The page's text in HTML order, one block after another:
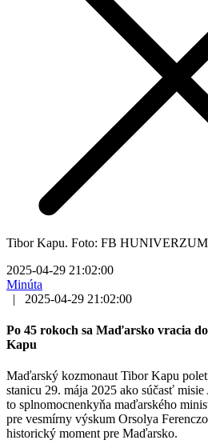
Tibor Kapu. Foto: FB HUNIVERZUM
2025-04-29 21:02:00
Minúta
|
2025-04-29 21:02:00
Po 45 rokoch sa Maďarsko vracia
Kapu
Maďarský kozmonaut Tibor Kapu
stanicu 29. mája 2025 ako súčasť
to splnomocnenkyňa maďarského
pre vesmírny výskum Orsolya
historický moment pre Maďarsko.